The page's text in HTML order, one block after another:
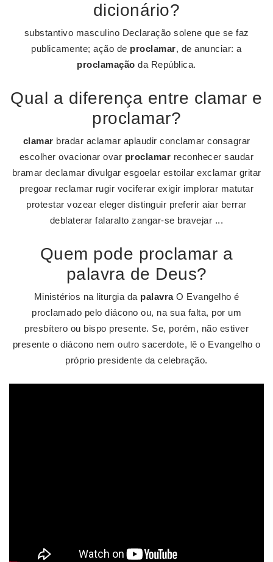
dicionário?
substantivo masculino Declaração solene que se faz
publicamente; ação de proclamar, de anunciar: a
proclamação da República.
Qual a diferença entre clamar e
proclamar?
clamar bradar aclamar aplaudir conclamar consagrar
escolher ovacionar ovar proclamar reconhecer saudar
bramar declamar divulgar esgoelar estoilar exclamar gritar
pregoar reclamar rugir vociferar exigir implorar matutar
protestar vozear eleger distinguir preferir aiar berrar
deblaterar falaralto zangar-se bravejar ...
Quem pode proclamar a
palavra de Deus?
Ministérios na liturgia da palavraO Evangelho é
proclamado pelo diácono ou, na sua falta, por um
presbítero ou bispo presente. Se, porém, não estiver
presente o diácono nem outro sacerdote, lê o Evangelho o
próprio presidente da celebração.